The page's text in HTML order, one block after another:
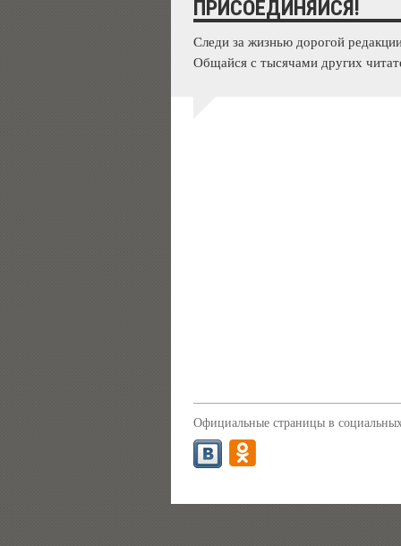
ПРИСОЕДИНЯЙСЯ!
Следи за жизнью дорогой
Общайся с тысячами других
Официальные страницы в социальных